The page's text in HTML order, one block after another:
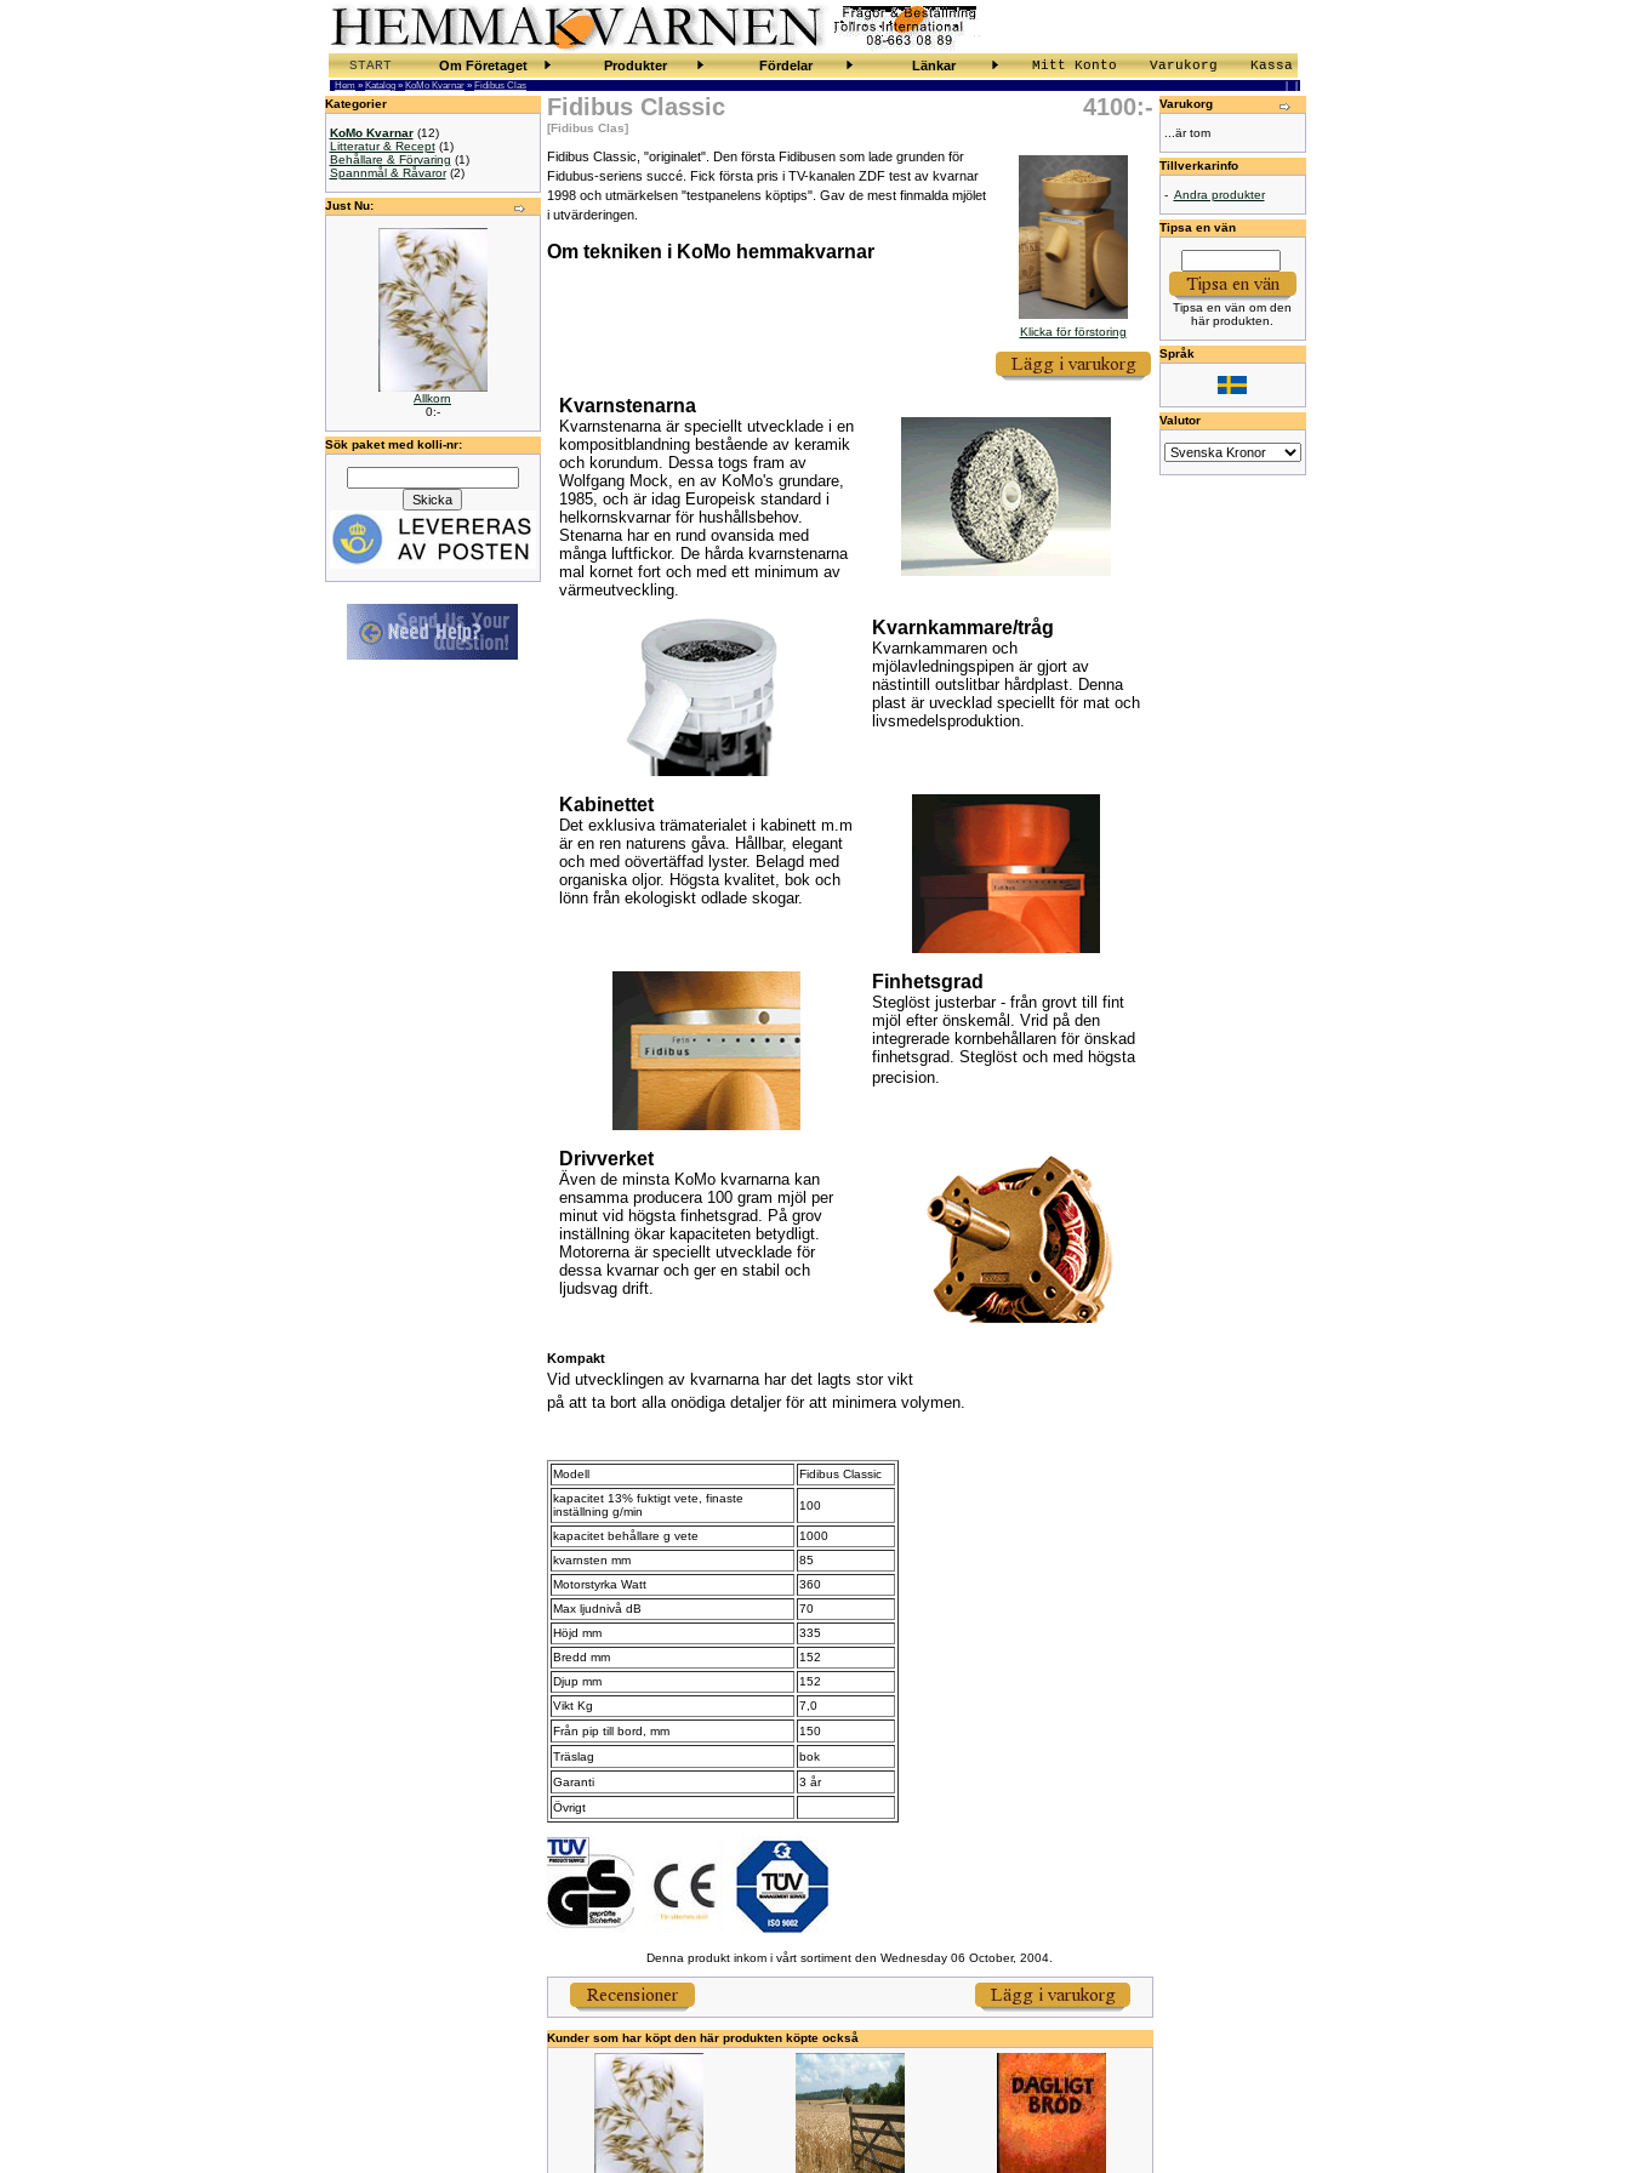
START Om Företaget Produkter Fördelar Länkar Mitt Konto Varukorg Kassa
Hem » Katalog » KoMo Kvarnar » Fidibus Clas
Kategorier
KoMo Kvarnar(12)
Litteratur & Recept(1)
Behållare & Förvaring (1)
Spannmål & Råvaror(2)
Just Nu:
Allkorn
0:-
Sök paket med kolli-nr:
Fidibus Classic
[Fidibus Clas]
4100:-
Klicka för förstoring
Fidibus Classic, "originalet". Den första Fidibusen som lade grunden för
Fidubus-seriens succé. Fick första pris i TV-kanalen ZDF test av kvarnar
1998 och utmärkelsen "testpanelens köptips". Gav de mest finmalda mjölet
i utvärderingen.
Om tekniken i KoMo hemmakvarnar
Kvarnstenarna
Kvarnstenarna är speciellt utvecklade i en
kompositblandning bestående av keramik
och korundum. Dessa togs fram av
Wolfgang Mock, en av KoMo's grundare,
1985, och är idag Europeisk standard i
helkornskvarnar för hushållsbehov.
Stenarna har en rund ovansida med
många luftfickor. De hårda kvarnstenarna
mal kornet fort och med ett minimum av
värmeutveckling.
Kvarnkammare/tråg
Kvarnkammaren och
mjölavledningspipen är gjort av
nästintill outslitbar hårdplast. Denna
plast är uvecklad speciellt för mat och
livsmedelsproduktion.
Kabinettet
Det exklusiva trämaterialet i kabinett m.m
är en ren naturens gåva. Hållbar, elegant
och med oövertäffad lyster. Belagd med
organiska oljor. Högsta kvalitet, bok och
lönn från ekologiskt odlade skogar.
Finhetsgrad
Steglöst justerbar - från grovt till fint
mjöl efter önskemål. Vrid på den
integrerade kornbehållaren för önskad
finhetsgrad. Steglöst och med högsta
precision.
Drivverket
Även de minsta KoMo kvarnarna kan
ensamma producera 100 gram mjöl per
minut vid högsta finhetsgrad. På grov
inställning ökar kapaciteten betydligt.
Motorerna är speciellt utvecklade för
dessa kvarnar och ger en stabil och
ljudsvag drift.
Kompakt
Vid utvecklingen av kvarnarna har det lagts stor vikt
på att ta bort alla onödiga detaljer för att minimera volymen.
Modell
Fidibus Classic
kapacitet 13% fuktigt vete, finaste
inställning g/min
100
kapacitet behållare g vete
1000
kvarnsten mm
85
Motorstyrka Watt
360
Max ljudnivå dB
70
Höjd mm
335
Bredd mm
152
Djup mm
152
Vikt Kg
7,0
Från pip till bord, mm
150
Träslag
bok
Garanti
3 år
Övrigt
Denna produkt inkom i vårt sortiment den Wednesday 06 October, 2004.
Kunder som har köpt den här produkten köpte också
Varukorg
...är tom
Tillverkarinfo
- Andra produkter
Tipsa en vän
Tipsa en vän om den
här produkten.
Språk
Valutor